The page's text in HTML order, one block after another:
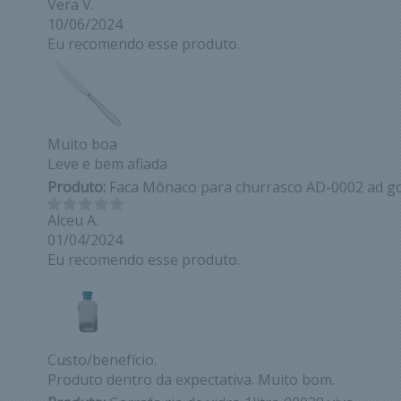
Vera V.
10/06/2024
Eu recomendo esse produto.
Muito boa
Leve e bem afiada
Produto: Faca Mônaco para churrasco AD-0002 ad
Alceu A.
01/04/2024
Eu recomendo esse produto.
Custo/benefício.
Produto dentro da expectativa. Muito bom.